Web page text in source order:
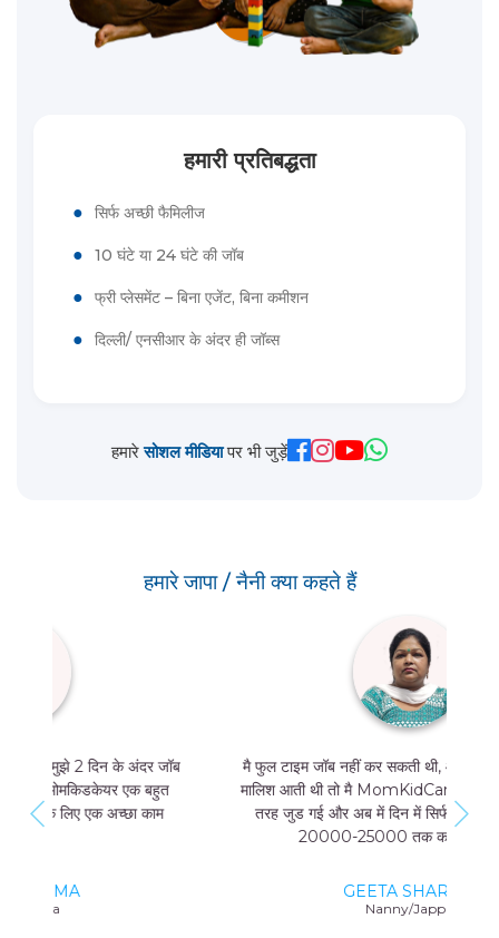
हमारी प्रतिबद्धता
● सिर्फ अच्छी फैमिलीज
● 10 घंटे या 24 घंटे की जॉब
● फ्री प्लेसमेंट – बिना एजेंट, बिना कमीशन
● दिल्ली/ एनसीआर के अंदर ही जॉब्स
हमारेसोशल मीडियापर भी जुड़ें
हमारे जापा / नैनी क्या कहते हैं
मै फुल टाइम जॉब नहीं कर सकती थी, और मुझे मां और बच्चे की
मालिश आती थी तो मै MomKidCare के साथ फ्रीलांसर की
तरह जुड गई और अब में दिन में सिर्फ 4 घंटे काम करके भी
20000-25000 तक कमा सकती हूं।